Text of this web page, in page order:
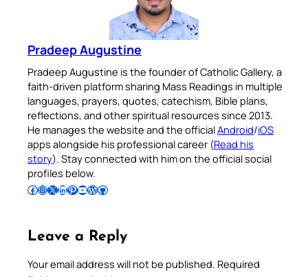
Pradeep Augustine
Pradeep Augustine is the founder of Catholic Gallery, a
faith-driven platform sharing Mass Readings in multiple
languages, prayers, quotes, catechism, Bible plans,
reflections, and other spiritual resources since 2013.
He manages the website and the officialAndroid/iOS
apps alongside his professional career (Read his
story). Stay connected with him on the official social
profiles below.
Follow Pradeep on Facebook Follow Pradeep on InstagramFollow Pradeep on X Follow Pradeep on LinkedIn Follow Pradeep on Pinterest Subscribe to Pradeep’s Youtube Channel Follow Pradeep on WordPress Follow Pradeep on GitHub
Leave a Reply
Your email address will not be published. Required